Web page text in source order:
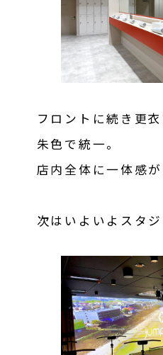
フロントに続き更衣
朱色で統一。
店内全体に一体感が
次はいよいよスタジ